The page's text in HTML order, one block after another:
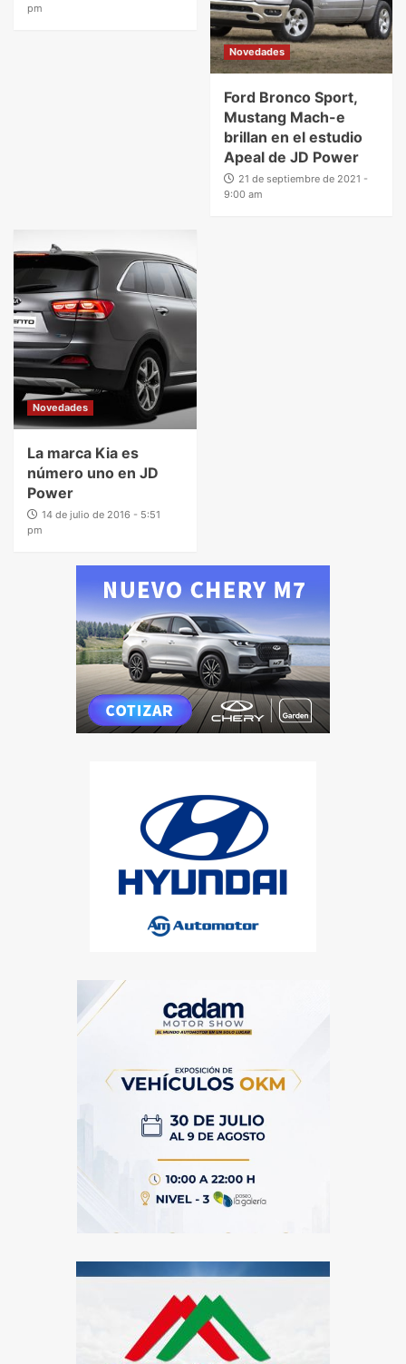
pm
Novedades
Ford Bronco Sport,
Mustang Mach-e
brillan en el estudio
Apeal de JD Power
21 de septiembre de 2021 -
9:00 am
Novedades
La marca Kia es
número uno en JD
Power
14 de julio de 2016 - 5:51
pm